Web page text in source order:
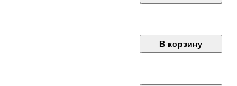
В корзину